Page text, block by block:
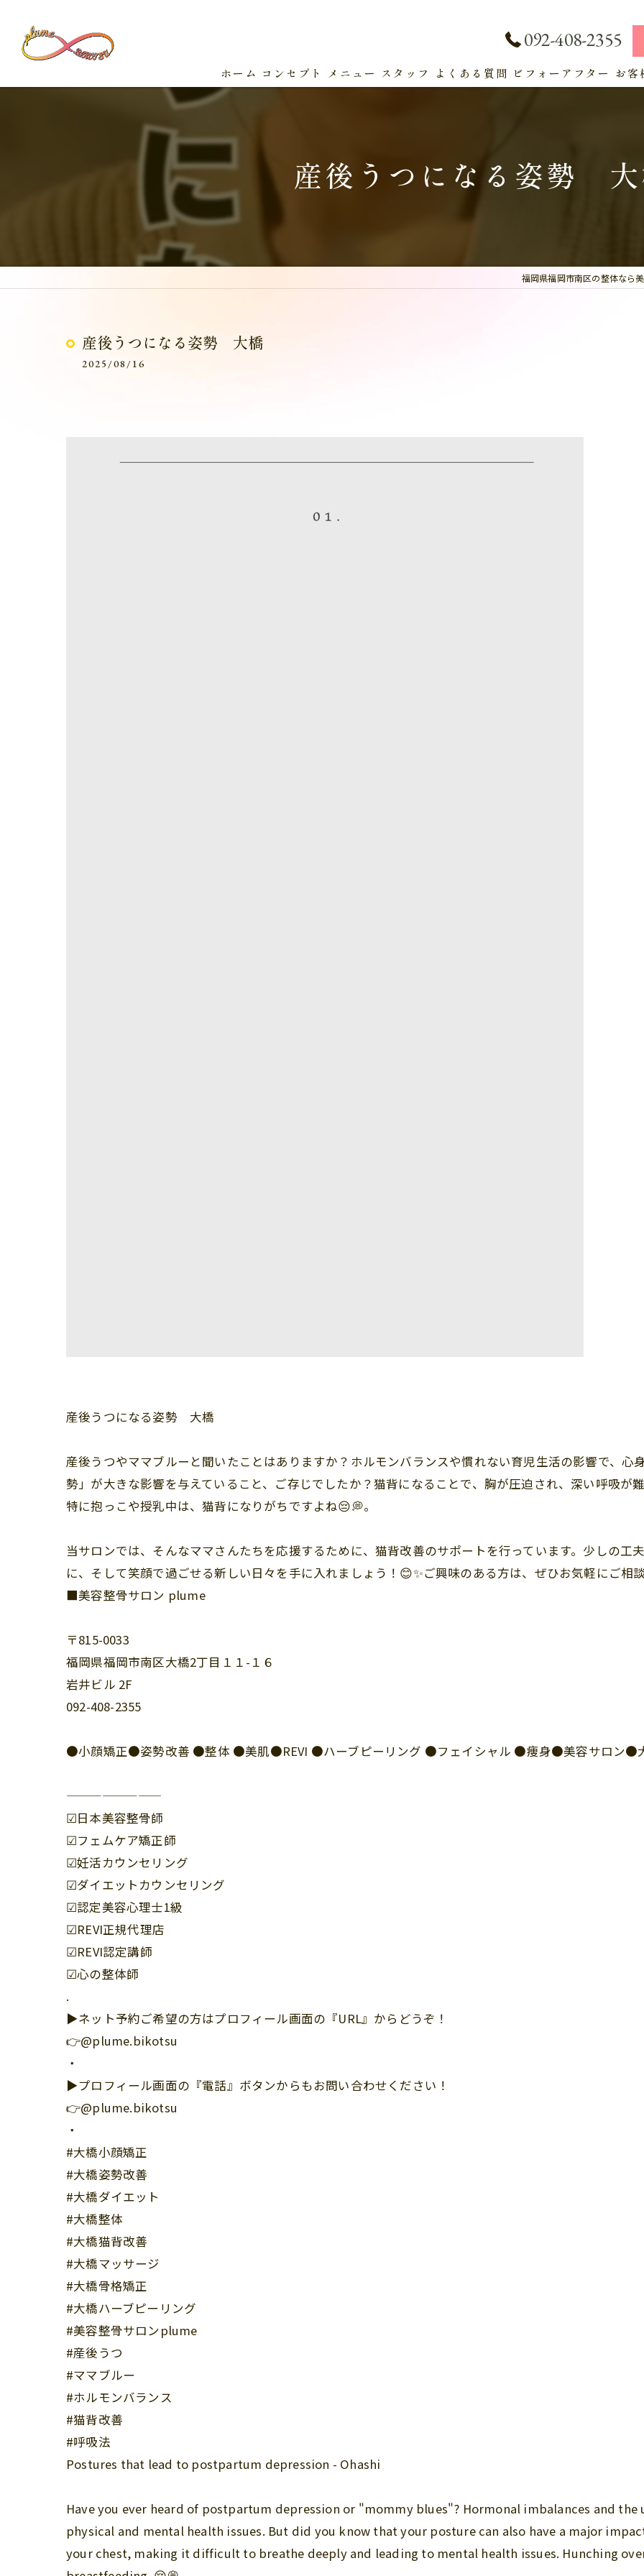
092-408-2355
ホーム コンセプト メニュー スタッフ よくある質問 ビフォーアフター お客
産後うつになる姿勢 大
福岡県福岡市南区の整体なら
産後うつになる姿勢 大橋
2025/08/16
産後うつになる姿勢 大橋
産後うつやママブルーと聞いたことはありますか？ホルモンバランスや慣れない育児生活の影響で、心
勢」が大きな影響を与えていること、ご存じでしたか？猫背になることで、胸が圧迫され、深い呼吸が
特に抱っこや授乳中は、猫背になりがちですよね😔💭。
当サロンでは、そんなママさんたちを応援するために、猫背改善のサポートを行っています。少しの工
に、そして笑顔で過ごせる新しい日々を手に入れましょう！😊✨ご興味のある方は、ぜひお気軽にご相
■美容整骨サロン plume
〒815-0033
福岡県福岡市南区大橋2丁目１１-１６
岩井ビル 2F
092-408-2355
●小顔矯正●姿勢改善 ●整体 ●美肌●REVI ●ハーブピーリング ●フェイシャル ●痩身●美容サロン●
————————
☑︎日本美容整骨師
☑︎フェムケア矯正師
☑︎妊活カウンセリング
☑︎ダイエットカウンセリング
☑︎認定美容心理士1級
☑︎REVI正規代理店
☑︎REVI認定講師
☑︎心の整体師
.
▶︎ネット予約ご希望の方はプロフィール画面の『URL』からどうぞ！
👉@plume.bikotsu
・
▶︎プロフィール画面の『電話』ボタンからもお問い合わせください！
👉@plume.bikotsu
・
#大橋小顔矯正
#大橋姿勢改善
#大橋ダイエット
#大橋整体
#大橋猫背改善
#大橋マッサージ
#大橋骨格矯正
#大橋ハーブピーリング
#美容整骨サロンplume
#産後うつ
#ママブルー
#ホルモンバランス
#猫背改善
#呼吸法
Postures that lead to postpartum depression - Ohashi
Have you ever heard of postpartum depression or "mommy blues"? Hormonal imbalances and
physical and mental health issues. But did you know that your posture can also have a major
your chest, making it difficult to breathe deeply and leading to mental health issues. Hunching